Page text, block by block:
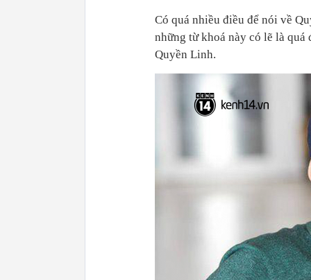
Có quá nhiều điều để nói về
những từ khoá này có lẽ là quá
Quyền Linh.